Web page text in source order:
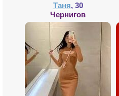
Таня, 30
Чернигов